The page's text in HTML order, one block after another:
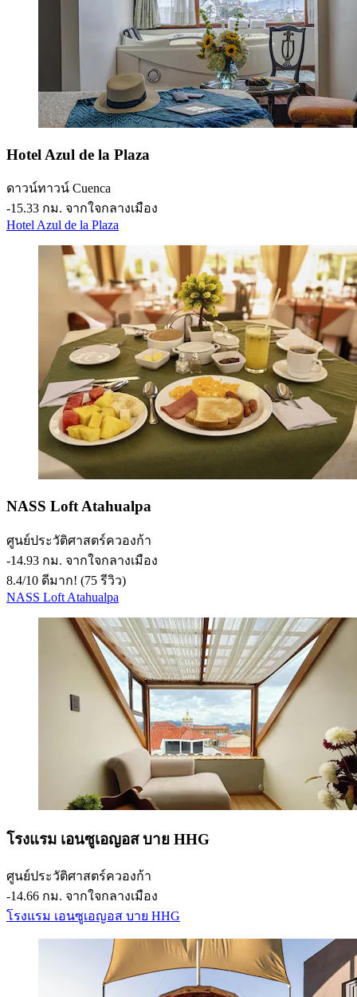
Hotel Azul de la Plaza
ดาวน์ทาวน์ Cuenca
‐15.33 กม. จากใจกลางเมือง
Hotel Azul de la Plaza
NASS Loft Atahualpa
ศูนย์ประวัติศาสตร์ควองก้า
‐14.93 กม. จากใจกลางเมือง
8.4/10 ดีมาก! (75 รีวิว)
NASS Loft Atahualpa
โรงแรม เอนซูเอญอส บาย HHG
ศูนย์ประวัติศาสตร์ควองก้า
‐14.66 กม. จากใจกลางเมือง
โรงแรม เอนซูเอญอส บาย HHG